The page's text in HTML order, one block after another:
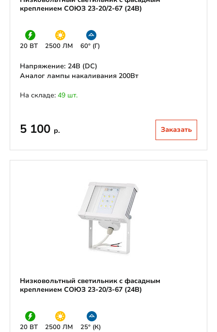
креплением СОЮЗ 23-20/2-67 (24В)
20 ВТ 2500 ЛМ 60° (Г)
Напряжение: 24В (DС)
Аналог лампы накаливания 200Вт
На складе: 49 шт.
5 100 р. Заказать
Низковольтный светильник с фасадным
креплением СОЮЗ 23-20/3-67 (24В)
20 ВТ 2500 ЛМ 25° (К)